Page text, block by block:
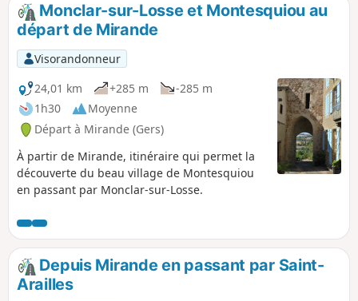
Monclar-sur-Losse et Montesquiou au
départ de Mirande
Visorandonneur
24,01 km
+285 m
-285 m
1h30
Moyenne
Départ à Mirande (Gers)
À partir de Mirande, itinéraire qui permet la
découverte du beau village de Montesquiou
en passant par Monclar-sur-Losse.
Depuis Mirande en passant par Saint-
Arailles